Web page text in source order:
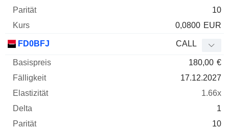
10
0,0800 EUR
FD0BFJ CALL
180,00 €
17.12.2027
1.66x
1
10